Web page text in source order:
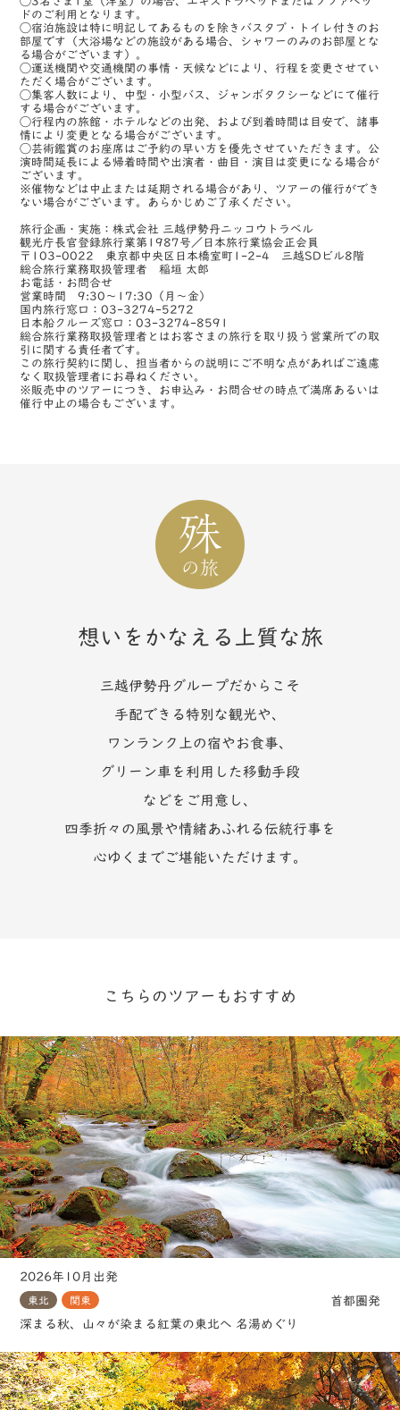
ドのご利用となります。
◯宿泊施設は特に明記してあるものを除きバスタブ・トイレ付きのお
部屋です（大浴場などの施設がある場合、シャワーのみのお部屋とな
る場合がございます）。
◯運送機関や交通機関の事情・天候などにより、行程を変更させてい
ただく場合がございます。
◯集客人数により、中型・小型バス、ジャンボタクシーなどにて催行
する場合がございます。
◯行程内の旅館・ホテルなどの出発、および到着時間は目安で、諸事
情により変更となる場合がございます。
◯芸術鑑賞のお座席はご予約の早い方を優先させていただきます。公
演時間延長による帰着時間や出演者・曲目・演目は変更になる場合が
ございます。
※催物などは中止または延期される場合があり、ツアーの催行ができ
ない場合がございます。あらかじめご了承ください。
旅行企画・実施：株式会社 三越伊勢丹ニッコウトラベル
観光庁長官登録旅行業第1987号／日本旅行業協会正会員
〒103-0022 東京都中央区日本橋室町1-2-4 三越SDビル8階
総合旅行業務取扱管理者 稲垣 太郎
お電話・お問合せ
営業時間 9:30～17:30（月～金）
国内旅行窓口：03-3274-5272
日本船クルーズ窓口：03-3274-8591
総合旅行業務取扱管理者とはお客さまの旅行を取り扱う営業所での取
引に関する責任者です。
この旅行契約に関し、担当者からの説明にご不明な点があればご遠慮
なく取扱管理者にお尋ねください。
※販売中のツアーにつき、お申込み・お問合せの時点で満席あるいは
催行中止の場合もございます。
想いをかなえる上質な旅
三越伊勢丹グループだからこそ
手配できる特別な観光や、
ワンランク上の宿やお食事、
グリーン車を利用した移動手段
などをご用意し、
四季折々の風景や情緒あふれる伝統行事を
心ゆくまでご堪能いただけます。
こちらのツアーもおすすめ
2026年10月出発
東北 関東
首都圏発
深まる秋、山々が染まる紅葉の東北へ 名湯めぐり